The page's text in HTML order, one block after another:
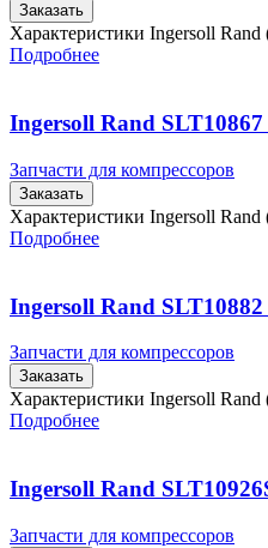
Заказать
Характеристики Ingersoll
Подробнее
Ingersoll Rand
Запчасти для компрессоров
Заказать
Характеристики Ingersoll
Подробнее
Ingersoll Rand
Запчасти для компрессоров
Заказать
Характеристики Ingersoll
Подробнее
Ingersoll Rand
Запчасти для компрессоров